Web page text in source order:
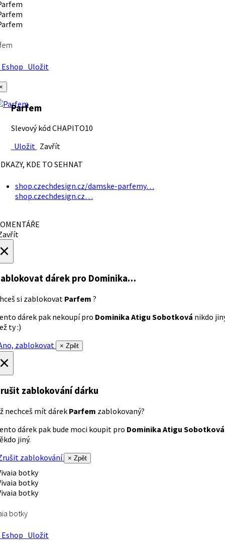
Uložit
Parfem
Slevový kód CHAPITO10
Uložit Zavřít
KDE TO SEHNAT
shop.czechdesign.cz/damske-parfemy…
shop.czechdesign.cz…
dárek pro Dominika…
si zablokovat Parfem ?
dárek pak nekoupí pro Dominika Atigu Sobotková nikdo
ty :)
zablokovat
× Zpět
zablokování dárku
nechceš mít dárek Parfem zablokovaný?
dárek pak bude moci koupit pro Dominika Atigu Sobotková
jiný.
zablokování
× Zpět
botky
Uložit